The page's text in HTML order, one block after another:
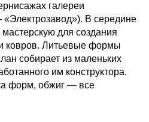
галереи
В середине
для создания
ковров. Литьевые формы
собирает из маленьких
им конструктора.
форм, обжиг — все